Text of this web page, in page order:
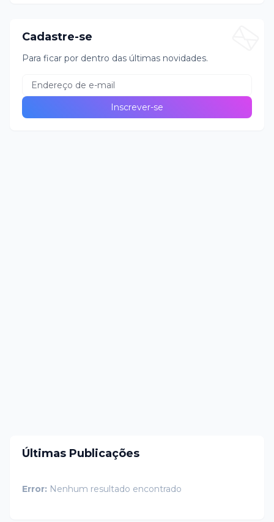
Cadastre-se
Para ficar por dentro das últimas novidades.
Últimas Publicações
Error: Nenhum resultado encontrado